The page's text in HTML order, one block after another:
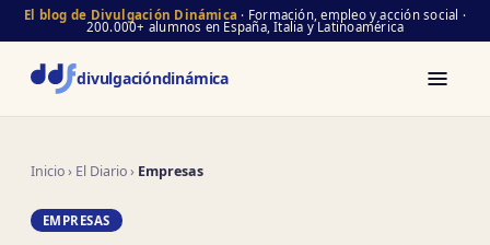
El blog de Divulgación Dinámica · Formación, empleo y acción social ·
200.000+ alumnos en España, Italia y Latinoamérica
divulgacióndinámica
Inicio› El Diario› Empresas
EMPRESAS